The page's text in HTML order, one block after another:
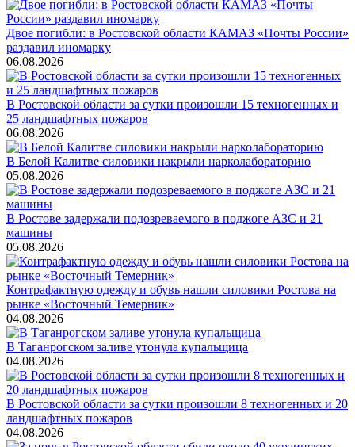
Двое погибли: в Ростовской области КАМАЗ «Почты России»
раздавил иномарку
06.08.2026
В Ростовской области за сутки произошли 15 техногенных и
25 ландшафтных пожаров
06.08.2026
В Белой Калитве силовики накрыли нарколабораторию
05.08.2026
В Ростове задержали подозреваемого в поджоге АЗС и 21
машины
05.08.2026
Контрафактную одежду и обувь нашли силовики Ростова на
рынке «Восточный Темерник»
04.08.2026
В Таганрогском заливе утонула купальщица
04.08.2026
В Ростовской области за сутки произошли 8 техногенных и 20
ландшафтных пожаров
04.08.2026